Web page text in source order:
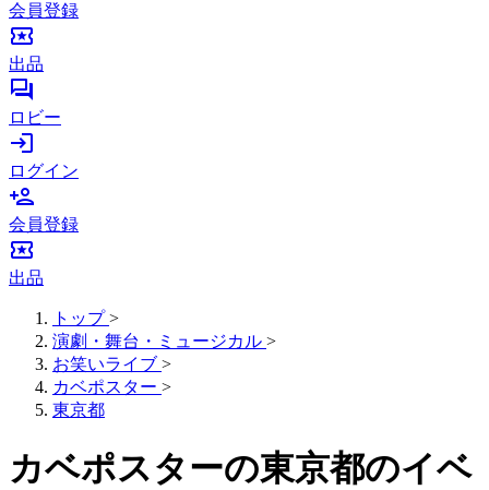
会員登録
local_activity
出品
forum
ロビー
login
ログイン
person_add
会員登録
local_activity
出品
トップ >
演劇・舞台・ミュージカル >
お笑いライブ >
カベポスター >
東京都
カベポスターの東京都のイベ